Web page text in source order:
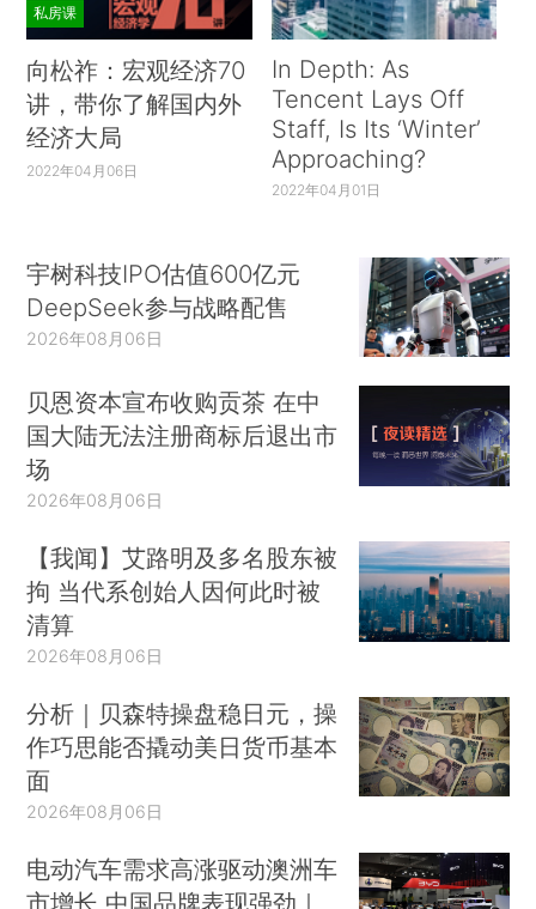
私房课
向松祚：宏观经济70
讲，带你了解国内外
经济大局
2022年04月06日
In Depth: As
Tencent Lays Off
Staff, Is Its ‘Winter’
Approaching?
2022年04月01日
宇树科技IPO估值600亿元
DeepSeek参与战略配售
2026年08月06日
贝恩资本宣布收购贡茶 在中
国大陆无法注册商标后退出市
场
2026年08月06日
【我闻】艾路明及多名股东被
拘 当代系创始人因何此时被
清算
2026年08月06日
分析｜贝森特操盘稳日元，操
作巧思能否撬动美日货币基本
面
2026年08月06日
电动汽车需求高涨驱动澳洲车
市增长 中国品牌表现强劲｜